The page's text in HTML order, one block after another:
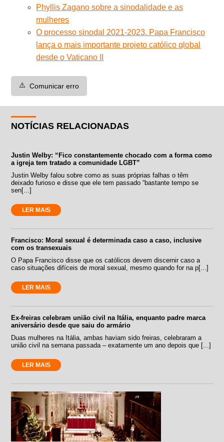
Phyllis Zagano sobre a sinodalidade e as
mulheres
O processo sinodal 2021-2023. Papa Francisco
lança o mais importante projeto católico global
desde o Vaticano II
⚠️ Comunicar erro
NOTÍCIAS RELACIONADAS
Justin Welby: “Fico constantemente chocado com a forma como
a igreja tem tratado a comunidade LGBT”
Justin Welby falou sobre como as suas próprias falhas o têm
deixado furioso e disse que ele tem passado “bastante tempo se
sen[...]
LER MAIS
Francisco: Moral sexual é determinada caso a caso, inclusive
com os transexuais
O Papa Francisco disse que os católicos devem discernir caso a
caso situações difíceis de moral sexual, mesmo quando for na p[...]
LER MAIS
Ex-freiras celebram união civil na Itália, enquanto padre marca
aniversário desde que saiu do armário
Duas mulheres na Itália, ambas haviam sido freiras, celebraram a
união civil na semana passada – exatamente um ano depois que [...]
LER MAIS